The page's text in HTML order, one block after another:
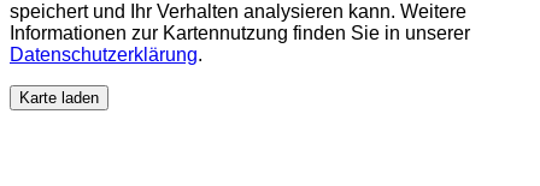
speichert und Ihr Verhalten analysieren kann. Weitere
Informationen zur Kartennutzung finden Sie in unserer
Datenschutzerklärung.
Karte laden